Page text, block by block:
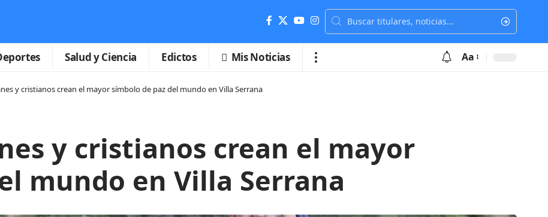
Salud y Ciencia Edictos Mis Noticias Aa
y cristianos crean el mayor símbolo de paz del mundo en Villa Serrana
y cristianos crean el mayor
mundo en Villa Serrana